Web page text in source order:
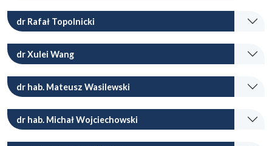
dr Rafał Topolnicki
dr Xulei Wang
dr hab. Mateusz Wasilewski
dr hab. Michał Wojciechowski